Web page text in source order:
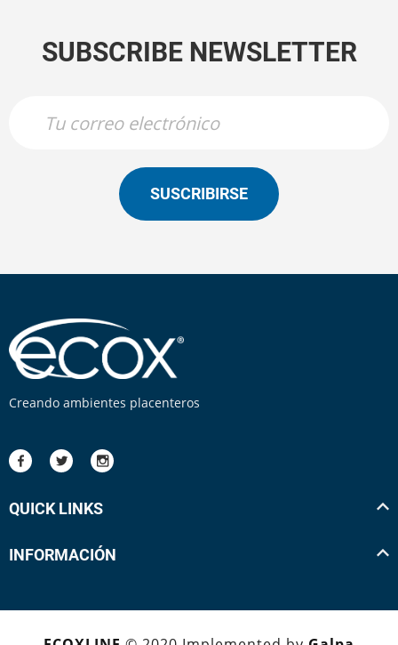
SUBSCRIBE NEWSLETTER
SUSCRIBIRSE
Creando ambientes placenteros
QUICK LINKS
INFORMACIÓN